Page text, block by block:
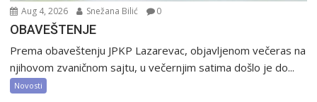
Aug 4, 2026 Snežana Bilić 0
OBAVEŠTENJE
Prema obaveštenju JPKP Lazarevac, objavljenom večeras na
njihovom zvaničnom sajtu, u večernjim satima došlo je do...
Novosti